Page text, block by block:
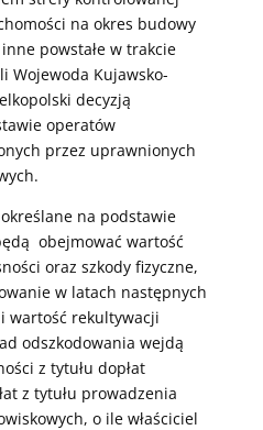
na okres budowy
powstałe w trakcie
Wojewoda Kujawsko-
decyzją
operatów
przez uprawnionych
na podstawie
obejmować wartość
oraz szkody fizyczne,
w latach następnych
wartość rekultywacji
odszkodowania wejdą
z tytułu dopłat
z tytułu prowadzenia
o ile właściciel